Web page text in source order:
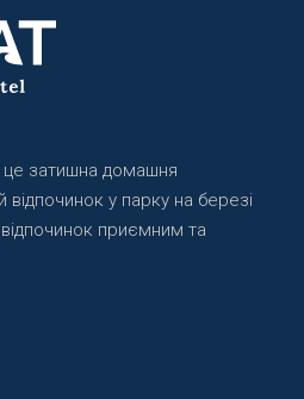
це затишна домашня
у парку на березі
приємним та